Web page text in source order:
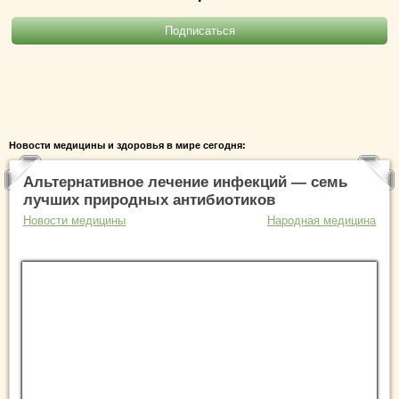
Новости медицины и здоровья в мире сегодня:
Альтернативное лечение инфекций — семь
лучших природных антибиотиков
Новости медицины Народная медицина